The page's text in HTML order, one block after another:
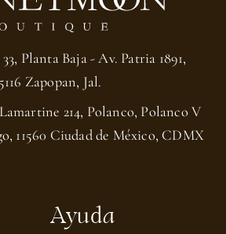
Planta Baja - Av. Patria 1891,
Zapopan, Jal.
Lamartine 214, Polanco, Polanco V
11560 Ciudad de México, CDMX
Ayuda